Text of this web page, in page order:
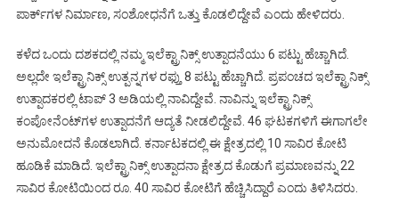
ಪಾರ್ಕ್‍ಗಳ ನಿರ್ಮಾಣ, ಸಂಶೋಧನೆಗೆ ಒತ್ತು ಕೊಡಲಿದ್ದೇವೆ ಎಂದು ಹೇಳಿದರು.
ಕಳೆದ ಒಂದು ದಶಕದಲ್ಲಿ ನಮ್ಮ ಇಲೆಕ್ಟ್ರಾನಿಕ್ಸ್ ಉತ್ಪಾದನೆಯು 6 ಪಟ್ಟು ಹೆಚ್ಚಾಗಿದೆ.
ಅಲ್ಲದೇ ಇಲೆಕ್ಟ್ರಾನಿಕ್ಸ್ ಉತ್ಪನ್ನಗಳ ರಫ್ತು 8 ಪಟ್ಟು ಹೆಚ್ಚಾಗಿದೆ. ಪ್ರಪಂಚದ ಇಲೆಕ್ಟ್ರಾನಿಕ್ಸ್
ಉತ್ಪಾದಕರಲ್ಲಿ ಟಾಪ್ 3 ಅಡಿಯಲ್ಲಿ ನಾವಿದ್ದೇವೆ. ನಾವಿನ್ನು ಇಲೆಕ್ಟ್ರಾನಿಕ್ಸ್
ಕಂಪೋನೆಂಟ್‍ಗಳ ಉತ್ಪಾದನೆಗೆ ಆದ್ಯತೆ ನೀಡಲಿದ್ದೇವೆ. 46 ಘಟಕಗಳಿಗೆ ಈಗಾಗಲೇ
ಅನುಮೋದನೆ ಕೊಡಲಾಗಿದೆ. ಕರ್ನಾಟಕದಲ್ಲಿ ಈ ಕ್ಷೇತ್ರದಲ್ಲಿ 10 ಸಾವಿರ ಕೋಟಿ
ಹೂಡಿಕೆ ಮಾಡಿದೆ. ಇಲೆಕ್ಟ್ರಾನಿಕ್ಸ್ ಉತ್ಪಾದನಾ ಕ್ಷೇತ್ರದ ಕೊಡುಗೆ ಪ್ರಮಾಣವನ್ನು 22
ಸಾವಿರ ಕೋಟಿಯಿಂದ ರೂ. 40 ಸಾವಿರ ಕೋಟಿಗೆ ಹೆಚ್ಚಿಸಿದ್ದಾರೆ ಎಂದು ತಿಳಿಸಿದರು.